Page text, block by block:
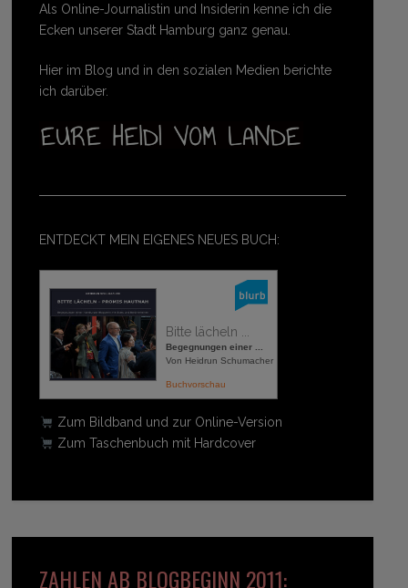
Als Online-Journalistin und Insiderin kenne ich die
Ecken unserer Stadt Hamburg ganz genau.
Hier im Blog und in den sozialen Medien berichte
ich darüber.
ENTDECKT MEIN EIGENES NEUES BUCH:
Bitte lächeln ...
Begegnungen einer ...
Von Heidrun Schumacher
Buchvorschau
Zum Bildband und zur Online-Version
Zum Taschenbuch mit Hardcover
ZAHLEN AB BLOGBEGINN 2011: